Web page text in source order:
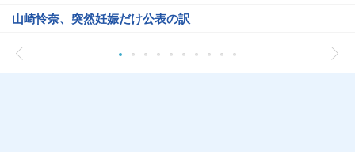
山崎怜奈、突然妊娠だけ公表の訳